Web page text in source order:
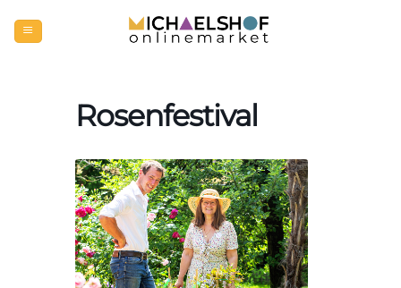
Inhalt
springen
Rosenfestival